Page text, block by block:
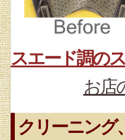
お店
クリーニング